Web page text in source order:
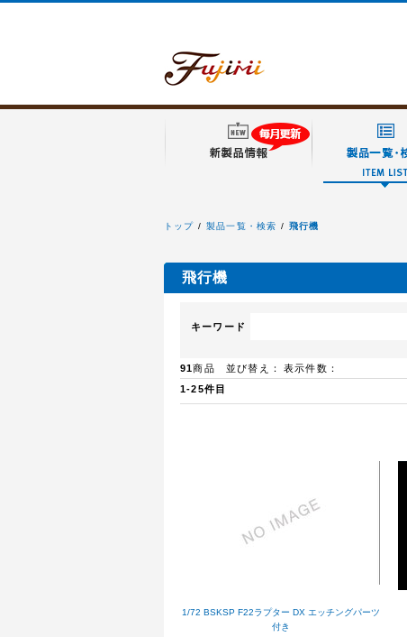
トップ 製品一覧・検索 飛行機
飛行機
キーワード
91商品 並び替え： 表示件数：
1-25件目
1/72 BSKSP F22ラプター DX エッチングパーツ
付き